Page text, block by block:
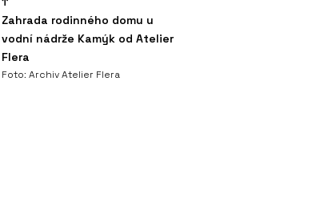
Zahrada rodinného domu u
vodní nádrže Kamýk od Atelier
Flera
Foto: Archiv Atelier Flera